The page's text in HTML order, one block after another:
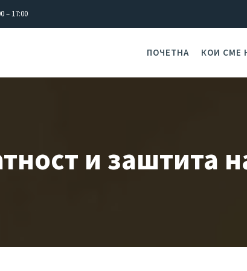
– 17:00
ПОЧЕТНА КОИ СМЕ
и заштита